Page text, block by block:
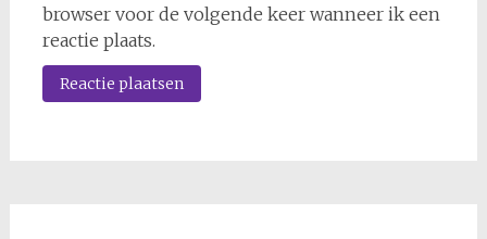
browser voor de volgende keer wanneer ik een
reactie plaats.